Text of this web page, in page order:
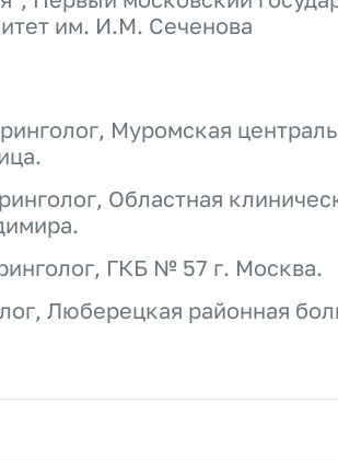
им. И.М. Сеченова
Муромская
Областная
ГКБ № 57 г. Москва.
Люберецкая районная